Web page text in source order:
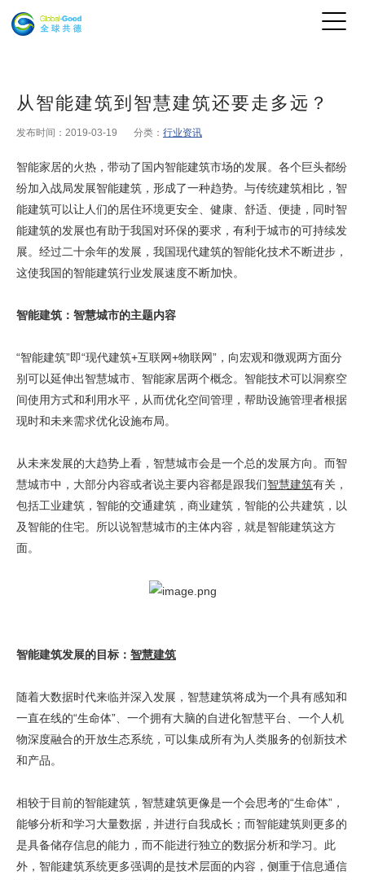
从智能建筑到智慧建筑还要走多远？
发布时间：2019-03-19 分类： 行业资讯
智能家居的火热，带动了国内智能建筑市场的发展。各个巨头都纷
纷加入战局发展智能建筑，形成了一种趋势。与传统建筑相比，智
能建筑可以让人们的居住环境更安全、健康、舒适、便捷，同时智
能建筑的发展也有助于我国对环保的要求，有利于城市的可持续发
展。经过二十余年的发展，我国现代建筑的智能化技术不断进步，
这使我国的智能建筑行业发展速度不断加快。
智能建筑：智慧城市的主题内容
“智能建筑”即“现代建筑+互联网+物联网”，向宏观和微观两方面分
别可以延伸出智慧城市、智能家居两个概念。智能技术可以洞察空
间使用方式和利用水平，从而优化空间管理，帮助设施管理者根据
现时和未来需求优化设施布局。
从未来发展的大趋势上看，智慧城市会是一个总的发展方向。而智
慧城市中，大部分内容或者说主要内容都是跟我们智慧建筑有关，
包括工业建筑，智能的交通建筑，商业建筑，智能的公共建筑，以
及智能的住宅。所以说智慧城市的主体内容，就是智能建筑这方
面。
智能建筑发展的目标： 智慧建筑
随着大数据时代来临并深入发展，智慧建筑将成为一个具有感知和
一直在线的“生命体”、一个拥有大脑的自进化智慧平台、一个人机
物深度融合的开放生态系统，可以集成所有为人类服务的创新技术
和产品。
相较于目前的智能建筑，智慧建筑更像是一个会思考的“生命体”，
能够分析和学习大量数据，并进行自我成长；而智能建筑则更多的
是具备储存信息的能力，而不能进行独立的数据分析和学习。此
外，智能建筑系统更多强调的是技术层面的内容，侧重于信息通信